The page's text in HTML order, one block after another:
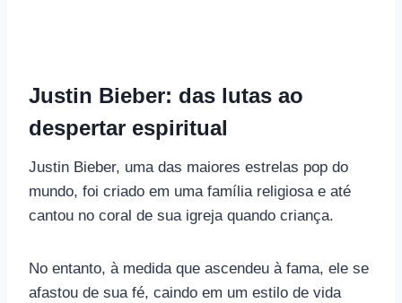
Justin Bieber: das lutas ao
despertar espiritual
Justin Bieber, uma das maiores estrelas pop do
mundo, foi criado em uma família religiosa e até
cantou no coral de sua igreja quando criança.
No entanto, à medida que ascendeu à fama, ele se
afastou de sua fé, caindo em um estilo de vida